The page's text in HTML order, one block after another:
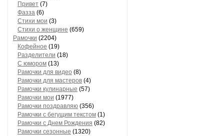
Привет (7)
Фазза (6)
Стихи мои (3)
Стихи о женщине (659)
Рамочки (2204)
Кофейное (19)
Разделители (18)
С юмором (13)
Рамочки для видео (8)
Рамочки для мастеров (4)
Рамочки кулинарные (57)
Рамочки мои (1977)
Рамочки поздравляю (356)
Рамочки с бегущим текстом (1)
Рамочки с Днем Рождения (82)
Рамочки сезонные (1320)